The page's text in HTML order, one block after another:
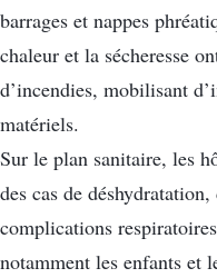
barrages et nappes
chaleur et la sécheresse
d’incendies, mobilisant
matériels.
Sur le plan sanitaire, les
des cas de
complications
notamment les enfants et